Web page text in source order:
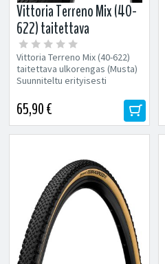
Vittoria Terreno Mix (40-
622) taitettava
ulkorengas (Musta)
Vittoria Terreno Mix (40-622)
taitettava ulkorengas (Musta)
Suunniteltu erityisesti
Loistava...
65,90 €